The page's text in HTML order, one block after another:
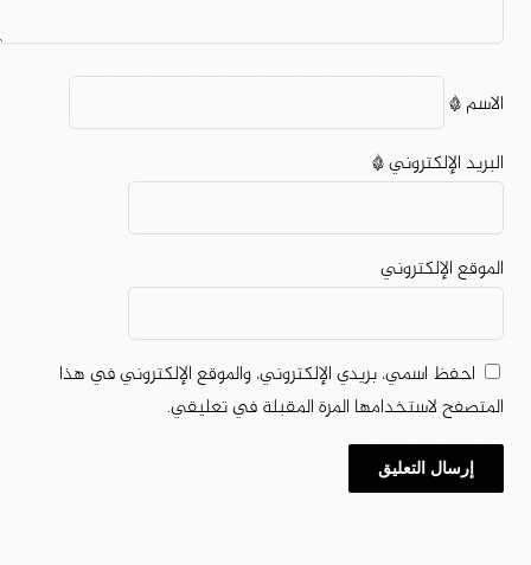
الاسم*
البريد الإلكتروني*
الموقع الإلكتروني
احفظ اسمي، بريدي الإلكتروني، والموقع الإلكتروني في هذا
المتصفح لاستخدامها المرة المقبلة في تعليقي.